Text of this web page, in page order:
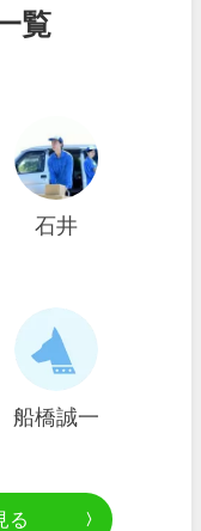
覧
石井
船橋誠一
る